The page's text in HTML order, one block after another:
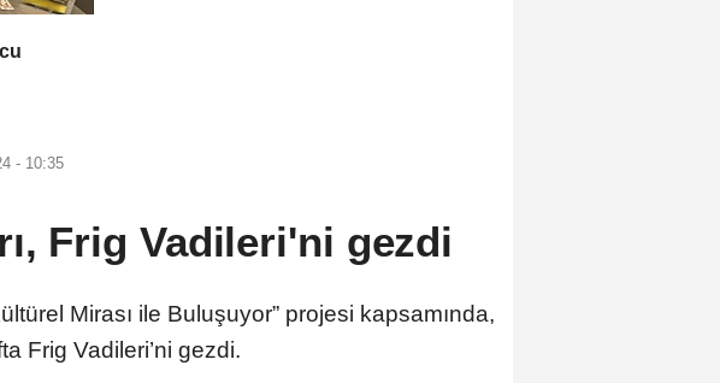
- 10:35
Frig Vadileri'ni gezdi
Mirası ile Buluşuyor” projesi kapsamında,
Frig Vadileri’ni gezdi.